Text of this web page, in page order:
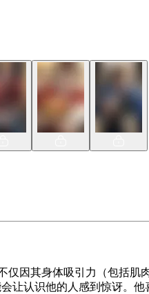
因其身体吸引力（包括
让认识他的人感到惊讶。